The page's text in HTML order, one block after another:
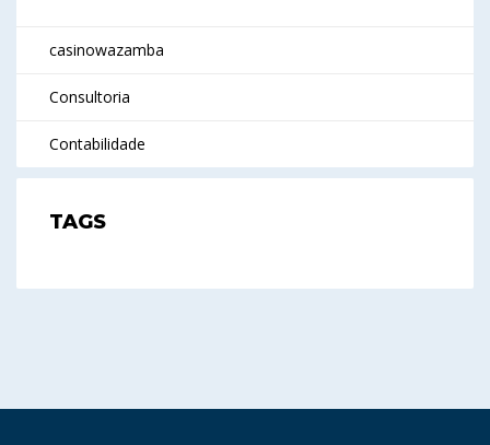
casinowazamba
Consultoria
Contabilidade
TAGS